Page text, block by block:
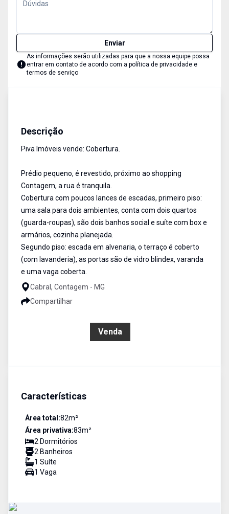
Enviar
As informações serão utilizadas para que a nossa equipe possa
entrar em contato de acordo com a política de privacidade e
termos de serviço
Descrição
Piva Imóveis vende: Cobertura.
Prédio pequeno, é revestido, próximo ao shopping
Contagem, a rua é tranquila.
Cobertura com poucos lances de escadas, primeiro piso:
uma sala para dois ambientes, conta com dois quartos
(guarda-roupas), são dois banhos social e suíte com box e
armários, cozinha planejada.
Segundo piso: escada em alvenaria, o terraço é coberto
(com lavanderia), as portas são de vidro blindex, varanda
e uma vaga coberta.
Cabral, Contagem - MG
Compartilhar
Venda
Características
Área total:82m²
Área privativa:83m²
2 Dormitórios
2 Banheiros
1 Suíte
1 Vaga